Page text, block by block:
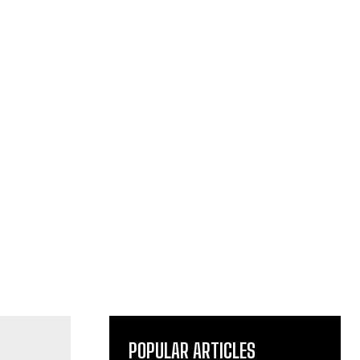
POPULAR ARTICLES